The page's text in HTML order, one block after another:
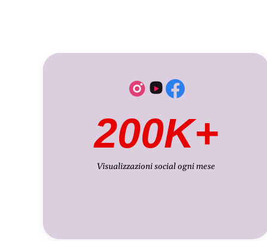
200K+
Visualizzazioni social ogni mese